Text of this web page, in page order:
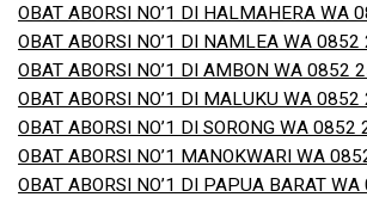
OBAT ABORSI NO’1 DI HALMAHERA WA
OBAT ABORSI NO’1 DI NAMLEA WA
OBAT ABORSI NO’1 DI AMBON WA 0852
OBAT ABORSI NO’1 DI MALUKU WA
OBAT ABORSI NO’1 DI SORONG WA
OBAT ABORSI NO’1 MANOKWARI WA
OBAT ABORSI NO’1 DI PAPUA BARAT